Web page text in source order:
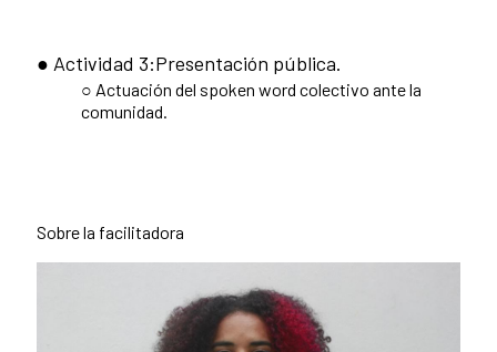
● Actividad 3:Presentación pública.
○ Actuación del spoken word colectivo ante la
comunidad.
Sobre la facilitadora